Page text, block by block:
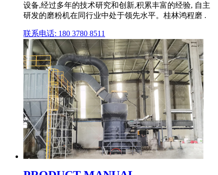
设备,经过多年的技术研究和创新,积累丰富的经验, 自主
研发的磨粉机在同行业中处于领先水平。桂林鸿程磨 .
联系电话: 180 3780 8511